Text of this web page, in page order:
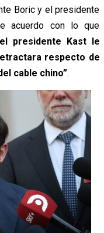
Boric y el presidente
acuerdo con lo que
presidente Kast le
respecto de
cable chino”.